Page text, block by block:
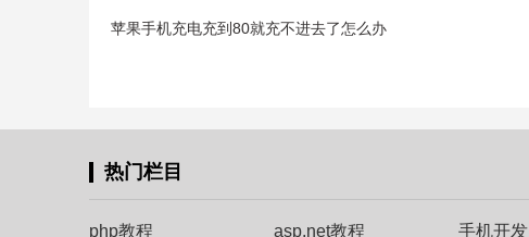
苹果手机充电充到80就充不进去了怎么办
热门栏目
php教程 asp.net教程 手机开发